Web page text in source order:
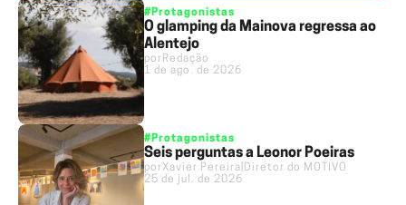
#Protagonistas
O glamping da Mainova regressa ao
Alentejo
por Redação
1 de ago. de 2026
#Protagonistas
Seis perguntas a Leonor Poeiras
porXavier Pereira Diretor do MOTIVO
25 de jul. de 2026